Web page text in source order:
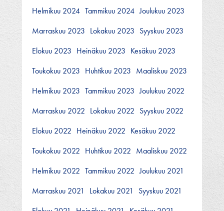
Helmikuu 2024 Tammikuu 2024 Joulukuu 2023
Marraskuu 2023 Lokakuu 2023 Syyskuu 2023
Elokuu 2023 Heinäkuu 2023 Kesäkuu 2023
Toukokuu 2023 Huhtikuu 2023 Maaliskuu 2023
Helmikuu 2023 Tammikuu 2023 Joulukuu 2022
Marraskuu 2022 Lokakuu 2022 Syyskuu 2022
Elokuu 2022 Heinäkuu 2022 Kesäkuu 2022
Toukokuu 2022 Huhtikuu 2022 Maaliskuu 2022
Helmikuu 2022 Tammikuu 2022 Joulukuu 2021
Marraskuu 2021
Lokakuu 2021
Syyskuu 2021